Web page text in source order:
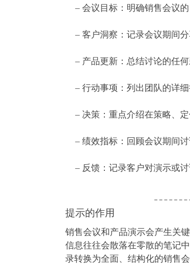
‒ 会议目标：明确销售会议的
‒ 客户洞察：记录会议期间
‒ 产品更新：总结讨论的任
‒ 行动事项：列出团队的详
‒ 决策：重点介绍在策略、
‒ 绩效指标：回顾会议期间
‒ 反馈：记录客户对演示或
提示的作用
销售会议和产品演示会产生关
信息往往会散落在零散的笔记
录转换为全面、结构化的销售会